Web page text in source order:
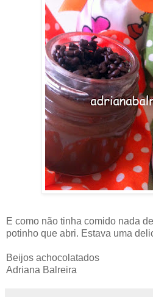
E como não tinha comido nada
potinho que abri. Estava uma
Beijos achocolatados
Adriana Balreira